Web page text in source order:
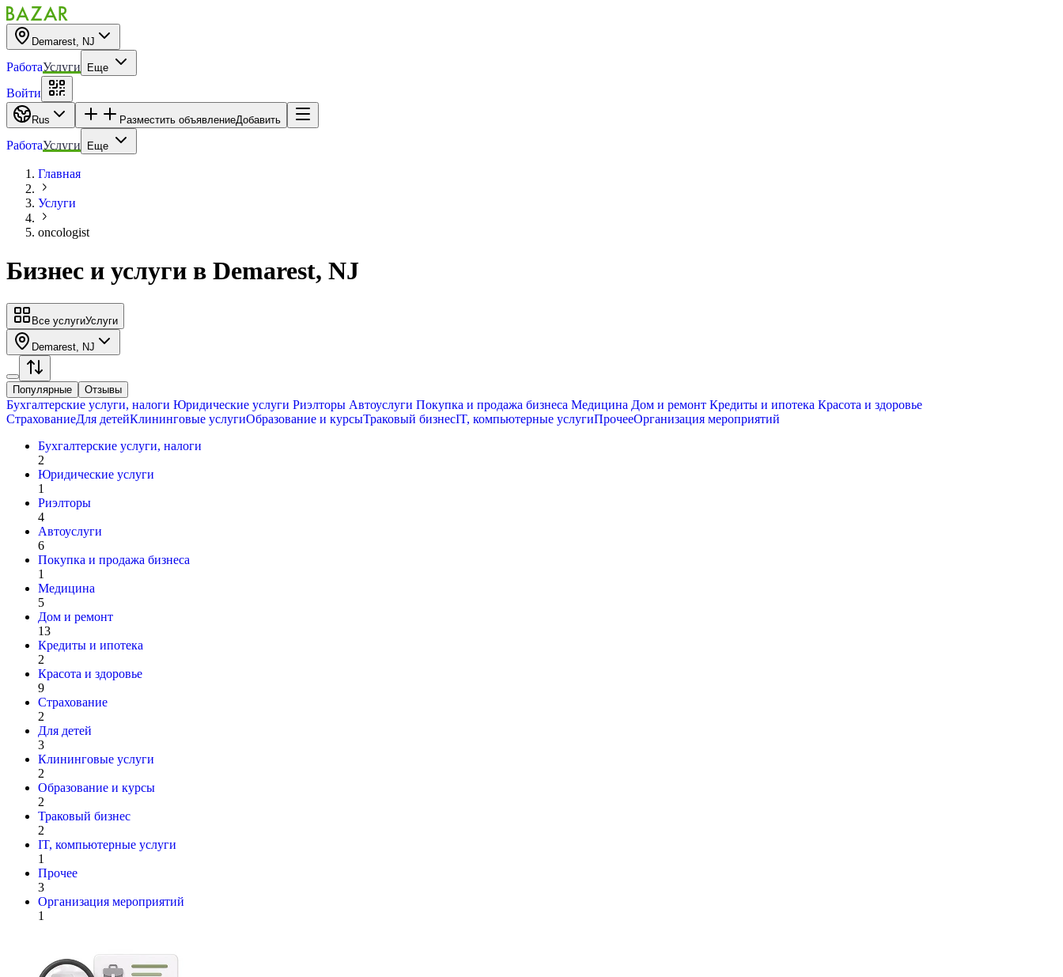
Demarest, NJ
РаботаУслуги Еще
Войти
Rus Разместить объявлениеДобавить
РаботаУслуги Еще
Главная
Услуги
oncologist
Бизнес и услуги в Demarest, NJ
Все услугиУслуги
Demarest, NJ
Популярные Отзывы
Бухгалтерские услуги, налоги Юридические услуги Риэлторы Автоуслуги Покупка и продажа бизнеса Медицина Дом и ремонт Кредиты и ипотека Красота и здоровье
СтрахованиеДля детейКлининговые услугиОбразование и курсыТраковый бизнесIT, компьютерные услугиПрочееОрганизация мероприятий
Бухгалтерские услуги, налоги
2
Юридические услуги
1
Риэлторы
4
Автоуслуги
6
Покупка и продажа бизнеса
1
Медицина
5
Дом и ремонт
13
Кредиты и ипотека
2
Красота и здоровье
9
Страхование
2
Для детей
3
Клининговые услуги
2
Образование и курсы
2
Траковый бизнес
2
IT, компьютерные услуги
1
Прочее
3
Организация мероприятий
1